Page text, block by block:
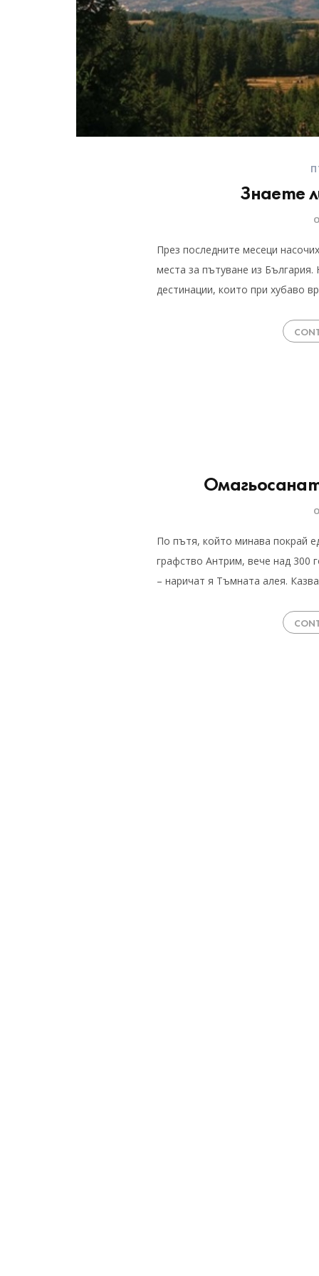
Знаете
През последните месеци
места за пътуване из
дестинации, които при хубаво
По пътя, който минава покрай
графство Антрим, вече над 300
– наричат я Тъмната алея.